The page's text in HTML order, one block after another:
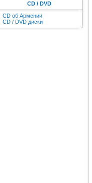
CD / DVD
CD об Армении
CD / DVD диски